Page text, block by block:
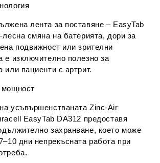
лента за поставяне – EasyTab
лесна смяна на батерията, дори за
подвижност или зрителни
е изключително полезно за
или пациенти с артрит.
мощност
усъвършенстваната Zinc-Air
EasyTab DA312 предоставя
захранване, което може
дни непрекъсната работа при